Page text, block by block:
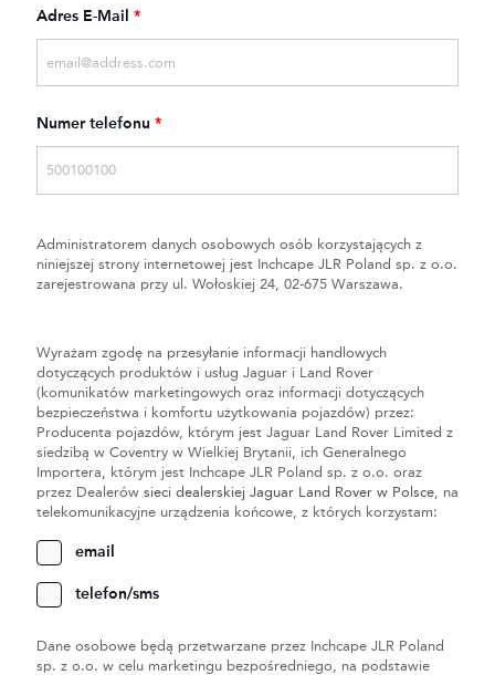
Adres E-Mail *
Numer telefonu *
Administratorem danych osobowych osób korzystających z
niniejszej strony internetowej jest Inchcape JLR Poland sp. z o.o.
zarejestrowana przy ul. Wołoskiej 24, 02-675 Warszawa.
Wyrażam zgodę na przesyłanie informacji handlowych
dotyczących produktów i usług Jaguar i Land Rover
(komunikatów marketingowych oraz informacji dotyczących
bezpieczeństwa i komfortu użytkowania pojazdów) przez:
Producenta pojazdów, którym jest Jaguar Land Rover Limited z
siedzibą w Coventry w Wielkiej Brytanii, ich Generalnego
Importera, którym jest Inchcape JLR Poland sp. z o.o. oraz
przez Dealerów sieci dealerskiej Jaguar Land Rover w Polsce , na
telekomunikacyjne urządzenia końcowe, z których korzystam:
email
telefon/sms
Dane osobowe będą przetwarzane przez Inchcape JLR Poland
sp. z o.o. w celu marketingu bezpośredniego, na podstawie